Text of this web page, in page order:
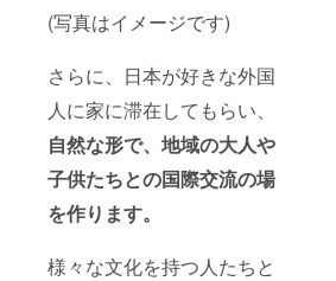
(写真はイメージです)
さらに、日本が好きな外国
人に家に滞在してもらい、
自然な形で、地域の大人や
子供たちとの国際交流の場
を作ります。
様々な文化を持つ人たちと